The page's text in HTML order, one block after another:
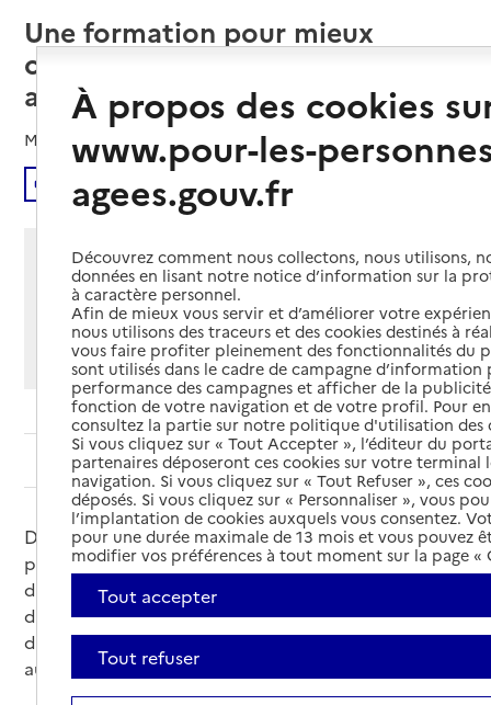
Une formation pour mieux
communiquer avec un proche
aphasique
Mis à jour le 28/01/2026
Écouter
Partager cette page
ImprimerPartager par email
Partager sur Facebook
Partager sur X
Si vous souhaitez partager sur Facebook, LinkedIn, X et
Whatsapp, veuillezautoriser le dépôt de cookies.
Sommaire
Des modules de formation en ligne gratuits
permettent aux aidants de personnes aphasiques
de développer leurs connaissances sur l’aphasie,
d’améliorer la communication avec leurs proches et
de mieux identifier le rôle qu’ils peuvent jouer
auprès d’eux.
À propos des cookies
www.pour-les-
agees.gouv.fr
Découvrez comment nous collectons, nous utilisons,
données en lisant notre notice d’information sur la
à caractère personnel.
Afin de mieux vous servir et d’améliorer votre
nous utilisons des traceurs et des cookies destinés à
vous faire profiter pleinement des fonctionnalités du
sont utilisés dans le cadre de campagne d’information
performance des campagnes et afficher de la
fonction de votre navigation et de votre profil. Pour
consultez la partie sur notre politique d'utilisation des
Si vous cliquez sur « Tout Accepter », l’éditeur du
partenaires déposeront ces cookies sur votre terminal
navigation. Si vous cliquez sur « Tout Refuser », ces
déposés. Si vous cliquez sur « Personnaliser », vous
l’implantation de cookies auxquels vous consentez.
pour une durée maximale de 13 mois et vous pouvez
modifier vos préférences à tout moment sur la page «
Tout accepter
Tout refuser